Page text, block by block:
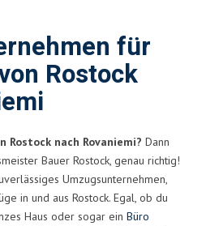
für
Rostock
Rostock nach Rovaniemi? Dann
Bauer Rostock, genau richtig!
Umzugsunternehmen,
in und aus Rostock. Egal, ob du
Haus oder sogar ein Büro